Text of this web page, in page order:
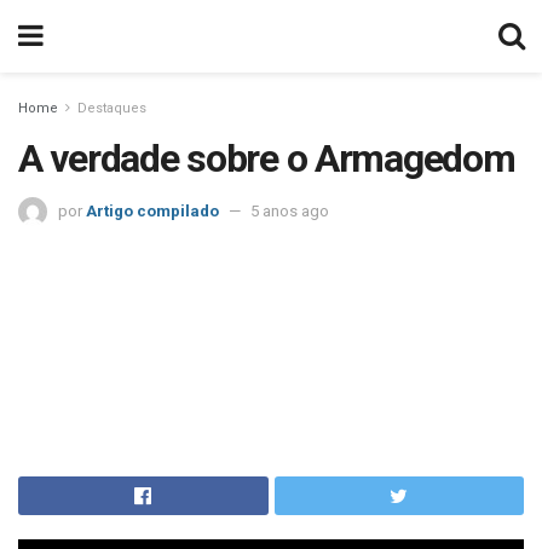
Home Destaques
A verdade sobre o Armagedom
por Artigo compilado 5 anos ago